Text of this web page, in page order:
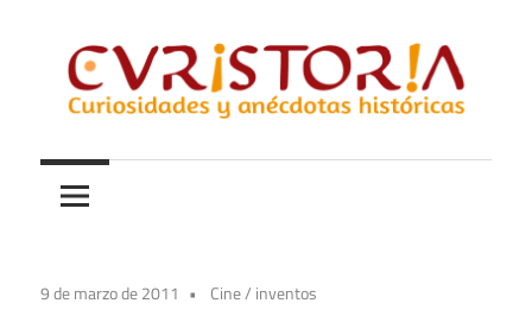
contenido
Curistoria
y
anécdotas
historia
9 de marzo de 2011 Cine/ inventos